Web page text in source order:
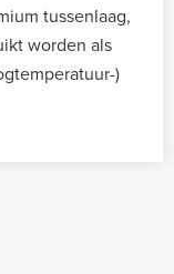
tussenlaag,
worden als
)